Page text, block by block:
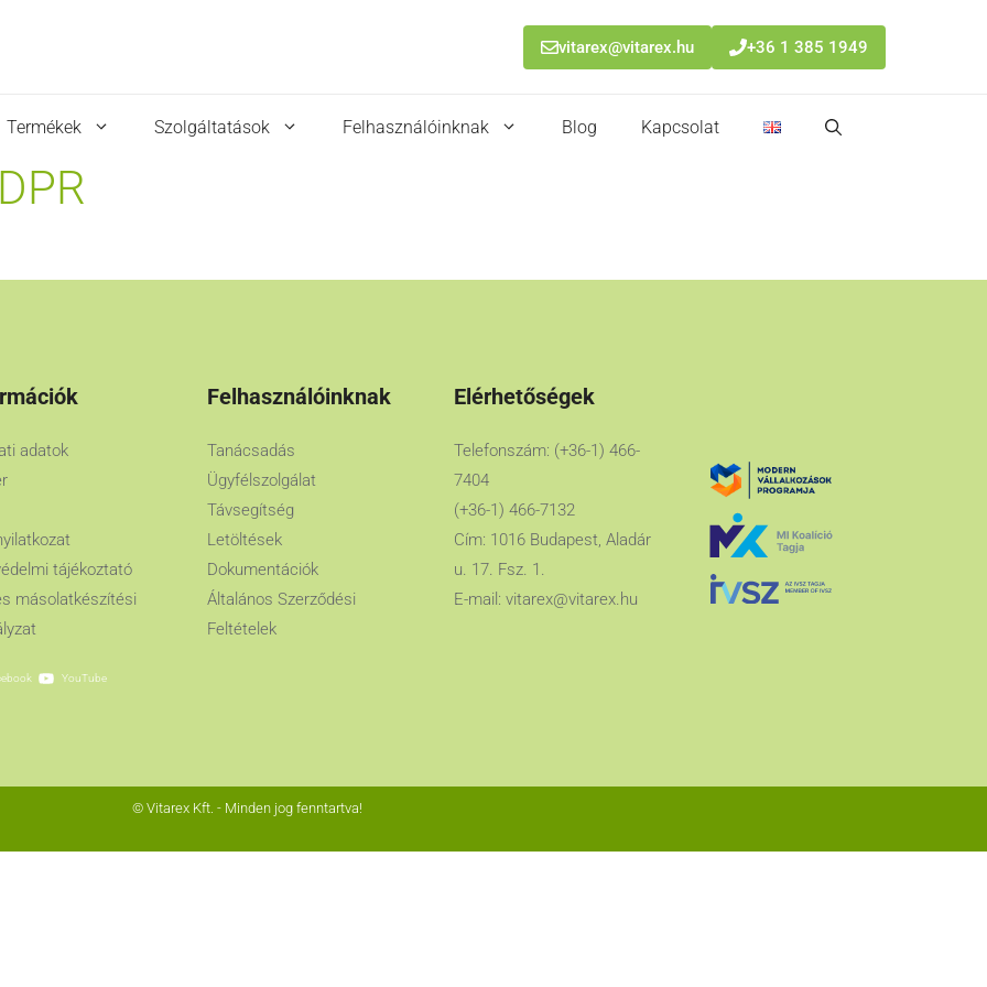
vitarex@vitarex.hu +36 1 385 1949
Termékek Szolgáltatások Felhasználóinknak Blog Kapcsolat
adatok
tájékoztató
másolatkészítési
YouTube
Felhasználóinknak
Tanácsadás
Ügyfélszolgálat
Távsegítség
Letöltések
Dokumentációk
Általános Szerződési
Feltételek
Elérhetőségek
Telefonszám: (+36-1) 466-
7404
(+36-1) 466-7132
Cím: 1016 Budapest, Aladár
u. 17. Fsz. 1.
E-mail: vitarex@vitarex.hu
© Vitarex Kft. - Minden jog fenntartva!